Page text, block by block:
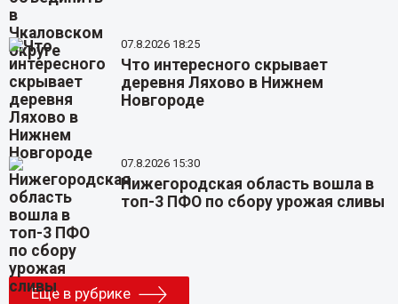
07.8.2026 18:25
Что интересного скрывает
деревня Ляхово в Нижнем
Новгороде
07.8.2026 15:30
Нижегородская область вошла в
топ-3 ПФО по сбору урожая сливы
Еще в рубрике